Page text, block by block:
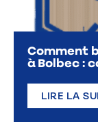
Comment
à Bolbec :
LIRE LA